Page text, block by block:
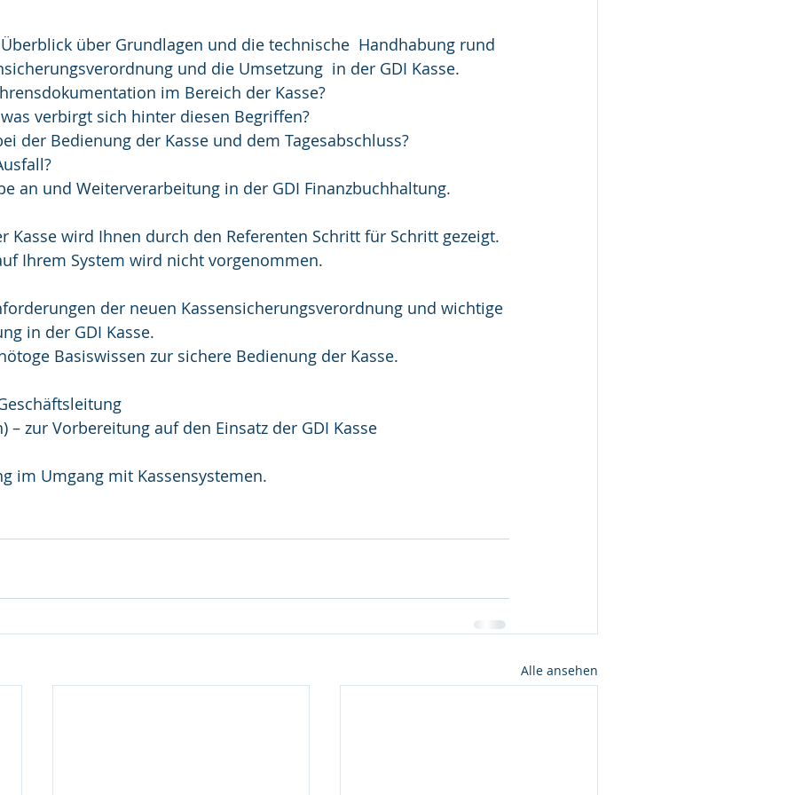
und die Umsetzung  in der GDI Kasse.
im Bereich der Kasse?
was verbirgt sich hinter diesen Begriffen?
der Bedienung der Kasse und dem Tagesabschluss?
an und Weiterverarbeitung in der GDI Finanzbuchhaltung.
Kasse wird Ihnen durch den Referenten Schritt für Schritt gezeigt.
Ihrem System wird nicht vorgenommen.
in der GDI Kasse.
Basiswissen zur sichere Bedienung der Kasse.
– zur Vorbereitung auf den Einsatz der GDI Kasse
im Umgang mit Kassensystemen.
Alle ansehen